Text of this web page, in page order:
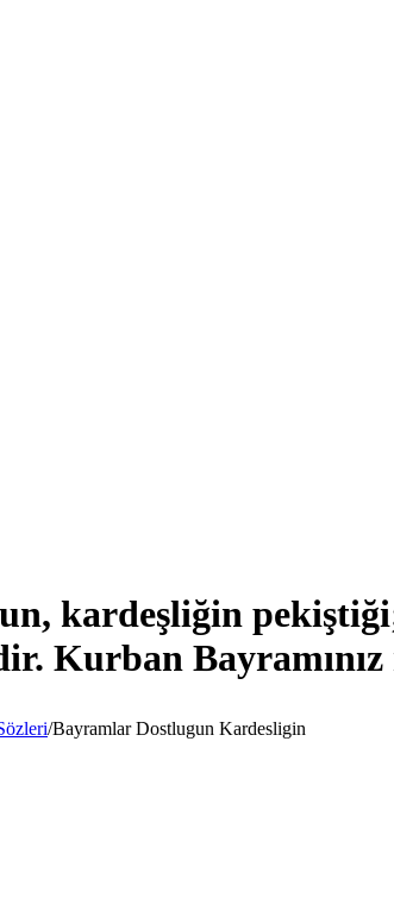
kardeşliğin
Kurban
/Bayramlar Dostlugun Kardesligin